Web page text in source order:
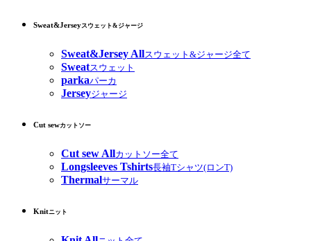
Sweat&Jerseyスウェット&ジャージ
Sweat&Jersey Allスウェット&ジャージ全て
Sweatスウェット
parkaパーカ
Jerseyジャージ
Cut sewカットソー
Cut sew Allカットソー全て
Longsleeves Tshirts長袖Tシャツ(ロンT)
Thermalサーマル
Knitニット